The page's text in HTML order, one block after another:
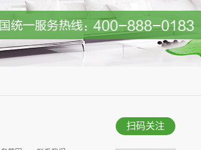
英、行业代表一
随着后疫情时期的
首选出行之选。乘
车必将成为汽车消
上作了主旨演讲，
扫码关注